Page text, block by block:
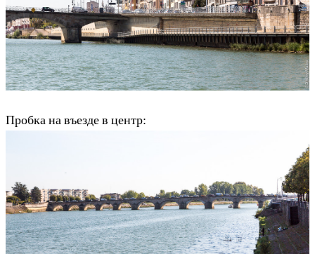
Пробка на въезде в центр: